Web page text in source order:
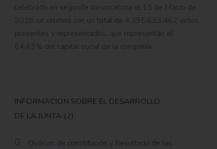
celebrada en segunda convocatoria el 15 de Marzo de
2019 se celebró con un total de 4.295.623.462 votos,
presentes y representados, que representan el
64,43% del capital social de la compañía.
INFORMACION SOBRE EL DESARROLLO
DE LA JUNTA:(2)
Quórum de constitución y Resultado de las